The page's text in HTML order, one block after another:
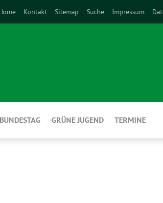
Kontakt Sitemap Suche Impressum
BUNDESTAG GRÜNE JUGEND TERMINE